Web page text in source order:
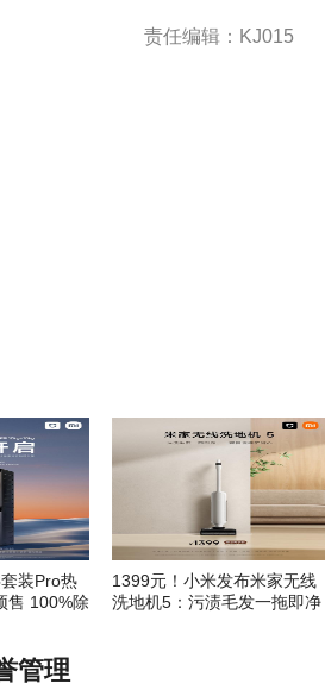
责任编辑：KJ015
装Pro热
售 100%除
1399元！小米发布米家无线
洗地机5：污渍毛发一拖即净
管理